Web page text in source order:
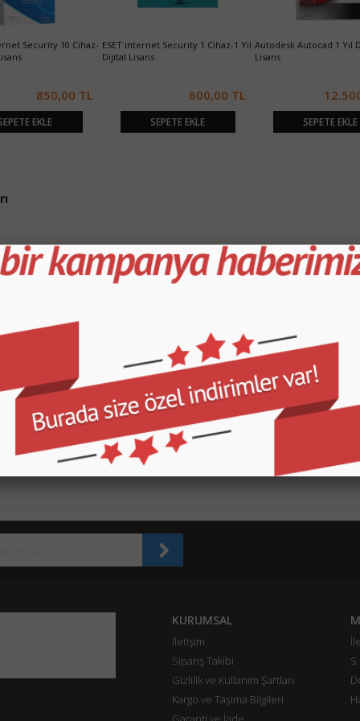
1 Yıl Autodesk Autocad 1 Yıl Dijital
Office 2024 Ev İş Dijital Lisans
Anahtarı Mac/PC için
5.700,00 TL
10 Pro Türkçe
00132 *YENİ*
1.250,00 TL
Microsoft Office 2019 Ev İş Türkçe
Kutu (T5D-03334)*YENİ*
2.500,00 TL
SEPETE EKLE
Microsoft Office 2021 Pro
Türkçe Kutu (SKU-269-17070)
KURUMSAL
İletişim
Sipariş Takibi
Gizlilik ve Kullanım Şartları
Kargo ve Taşıma Bilgileri